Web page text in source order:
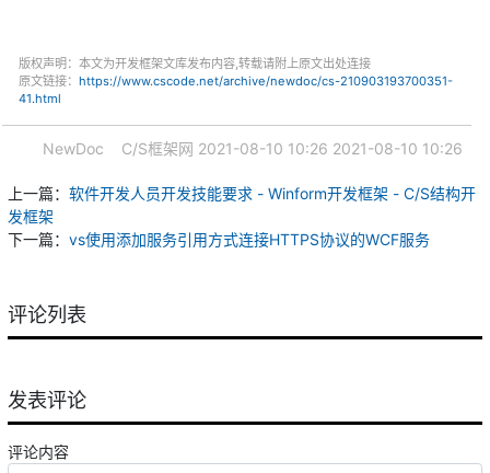
版权声明：本文为开发框架文库发布内容,转载请附上原文出处连接
原文链接： https://www.cscode.net/archive/newdoc/cs-210903193700351-
41.html
NewDoc C/S框架网 2021-08-10 10:26 2021-08-10 10:26
上一篇： 软件开发人员开发技能要求 - Winform开发框架 - C/S结构开
发框架
下一篇： vs使用添加服务引用方式连接HTTPS协议的WCF服务
评论列表
发表评论
评论内容